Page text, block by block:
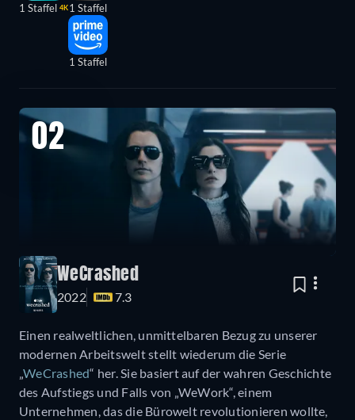
1 Staffel 4K1 Staffel
1 Staffel
02
WeCrashed
2022 7.3
Einen realweltlichen, unmittelbaren Bezug zu unserer
modernen Arbeitswelt stellt wiederum die Serie
„WeCrashed“ her. Sie basiert auf der wahren Geschichte
des Aufstiegs und Falls von „WeWork“, einem
Unternehmen, das die Bürowelt revolutionieren wollte,